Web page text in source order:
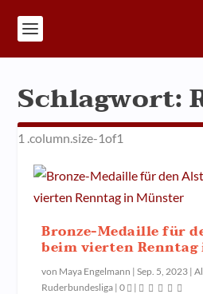
Schlagwort:
Bronze-Medaille für
beim vierten
von Maya Engelmann |Sep. 5, 2023 |
Ruderbundesliga |0 |